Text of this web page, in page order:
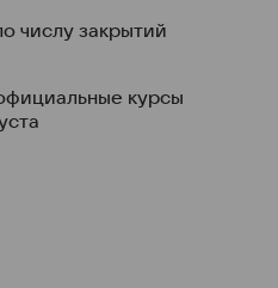
числу закрытий
курсы